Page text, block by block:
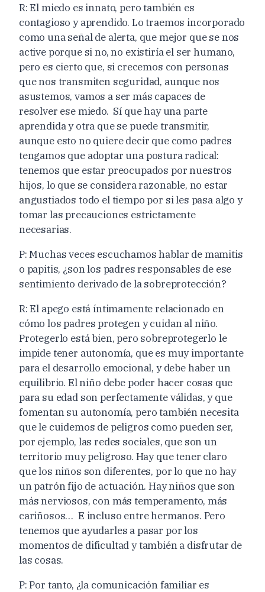
R: El miedo es innato, pero también es
contagioso y aprendido. Lo traemos incorporado
como una señal de alerta, que mejor que se nos
active porque si no, no existiría el ser humano,
pero es cierto que, si crecemos con personas
que nos transmiten seguridad, aunque nos
asustemos, vamos a ser más capaces de
resolver ese miedo. Sí que hay una parte
aprendida y otra que se puede transmitir,
aunque esto no quiere decir que como padres
tengamos que adoptar una postura radical:
tenemos que estar preocupados por nuestros
hijos, lo que se considera razonable, no estar
angustiados todo el tiempo por si les pasa algo y
tomar las precauciones estrictamente
necesarias.
P: Muchas veces escuchamos hablar de mamitis
o papitis, ¿son los padres responsables de ese
sentimiento derivado de la sobreprotección?
R: El apego está íntimamente relacionado en
cómo los padres protegen y cuidan al niño.
Protegerlo está bien, pero sobreprotegerlo le
impide tener autonomía, que es muy importante
para el desarrollo emocional, y debe haber un
equilibrio. El niño debe poder hacer cosas que
para su edad son perfectamente válidas, y que
fomentan su autonomía, pero también necesita
que le cuidemos de peligros como pueden ser,
por ejemplo, las redes sociales, que son un
territorio muy peligroso. Hay que tener claro
que los niños son diferentes, por lo que no hay
un patrón fijo de actuación. Hay niños que son
más nerviosos, con más temperamento, más
cariñosos… E incluso entre hermanos. Pero
tenemos que ayudarles a pasar por los
momentos de dificultad y también a disfrutar de
las cosas.
P: Por tanto, ¿la comunicación familiar es